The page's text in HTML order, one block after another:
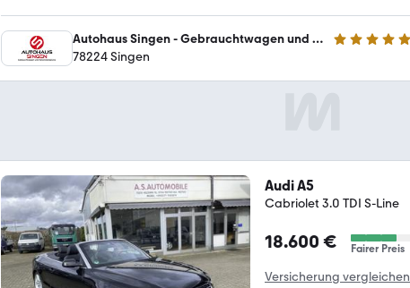
Autohaus Singen - Gebrauchtwagen und Automobilservice 5 Sterne
78224 Singen
Audi A5
Cabriolet 3.0 TDI S-Line
18.600 € Fairer Preis
Versicherung vergleichen